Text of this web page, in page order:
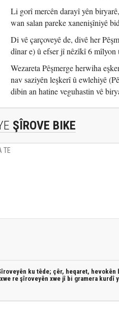
Li gorî mercên darayî yên
wan salan pareke xanenişîniyê
Di vê çarçoveyê de, divê her
dînar e) û efser jî nêzîkî 6 mîlyon
Wezareta Pêşmerge herwiha
nav saziyên leşkerî û ewlehiyê
dibin an hatine veguhastin vê
ŞÎROVE BIKE
ku têde; çêr, heqaret,
re şîroveyên xwe jî bi gramera kurdî